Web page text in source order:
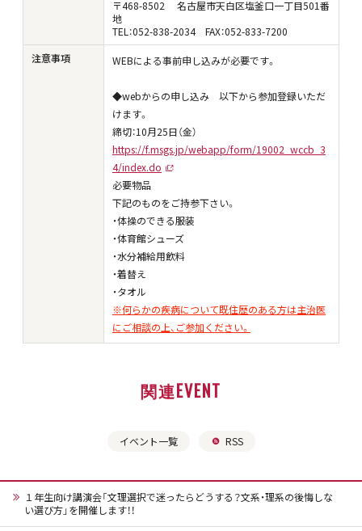
〒468-8502 名古屋市天白区塩釜口一丁目501番
地
TEL：052-838-2034 FAX：052-833-7200
注意事項
WEBによる事前申し込みが必要です。
◆webからの申し込み 以下から参加登録いただ
けます。
締切：10月25日（金）
https://f.msgs.jp/webapp/form/19002_wccb_3
4/index.do
必要物品
下記のものをご持参下さい。
・体操のできる服装
・体育館シューズ
・水分補給用飲料
・着替え
・タオル
※何らかの疾病について既住歴のある方は主治医
にご相談の上、ご参加ください。
関連EVENT
イベント一覧 RSS
１年生向け講演会「文理選択で迷ったらどうする？文系・理系の後悔しな
い選び方」を開催します！！